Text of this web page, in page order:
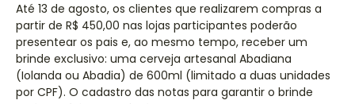
Até 13 de agosto, os clientes que realizarem compras a
partir de R$ 450,00 nas lojas participantes poderão
presentear os pais e, ao mesmo tempo, receber um
brinde exclusivo: uma cerveja artesanal Abadiana
(Iolanda ou Abadia) de 600ml (limitado a duas unidades
por CPF). O cadastro das notas para garantir o brinde